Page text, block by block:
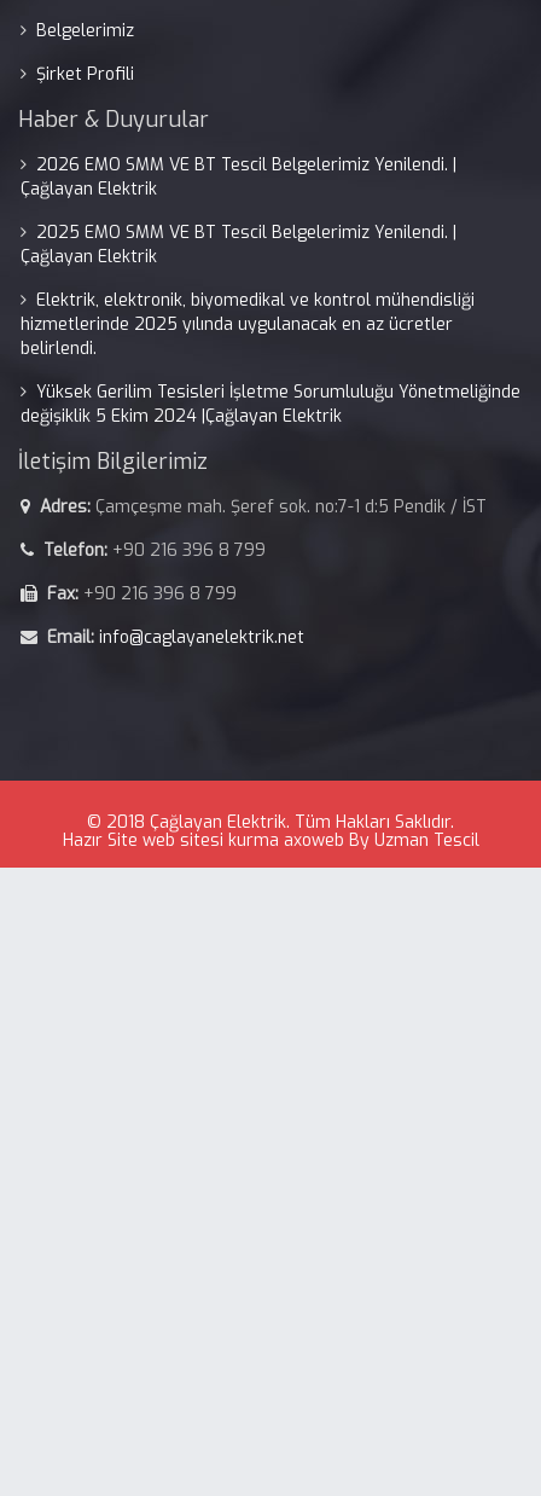
Belgelerimiz
Şirket Profili
Haber & Duyurular
2026 EMO SMM VE BT Tescil Belgelerimiz Yenilendi. |
Çağlayan Elektrik
2025 EMO SMM VE BT Tescil Belgelerimiz Yenilendi. |
Çağlayan Elektrik
Elektrik, elektronik, biyomedikal ve kontrol mühendisliği
hizmetlerinde 2025 yılında uygulanacak en az ücretler
belirlendi.
Yüksek Gerilim Tesisleri İşletme Sorumluluğu Yönetmeliğinde
değişiklik 5 Ekim 2024 |Çağlayan Elektrik
İletişim Bilgilerimiz
Adres: Çamçeşme mah. Şeref sok. no:7-1 d:5 Pendik / İST
Telefon: +90 216 396 8 799
Fax: +90 216 396 8 799
Email: info@caglayanelektrik.net
© 2018 Çağlayan Elektrik. Tüm Hakları Saklıdır.
Hazır Site web sitesi kurma axoweb By Uzman Tescil